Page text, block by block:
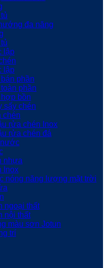
đa năng
lập
lập
phần
phần
hợp bồn
sấy chén
chén
rửa chén Inox
rửa chén đá
nhựa
Inox
nóng năng lượng mặt trời
ngoại thất
nội thất
màu sơn Jotun
trí